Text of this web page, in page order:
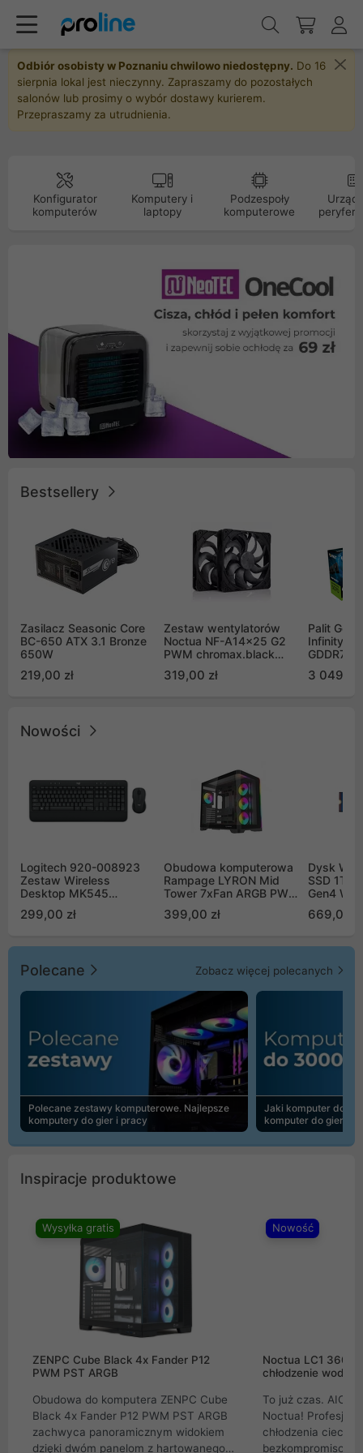
Odbiór osobisty w Poznaniu chwilowo niedostępny. Do 16
sierpnia lokal jest nieczynny. Zapraszamy do pozostałych
salonów lub prosimy o wybór dostawy kurierem.
Przepraszamy za utrudnienia.
Konfigurator
komputerów
Komputery i
laptopy
Podzespoły
komputerowe
Bestsellery
Zasilacz Seasonic Core
BC-650 ATX 3.1 Bronze
650W
219,00 zł
Zestaw wentylatorów
Noctua NF-A14x25 G2
PWM chromax.black
Push Pull (2szt)
319,00 zł
Palit
Infinity 3
GDDR7
GB2050S)
3 049,00
Nowości
Logitech 920-008923
Zestaw Wireless
Desktop MK545
299,00 zł
Obudowa komputerowa
Rampage LYRON Mid
Tower 7xFan ARGB PWM
399,00 zł
Dysk WD
SSD 1TB
Gen4
669,00
Polecane Zobacz więcej polecanych
Polecane zestawy komputerowe. Najlepsze
komputery do gier i pracy
Jaki komputer do
komputer do gier |
Inspiracje produktowe
Wysyłka gratis
ZENPC Cube Black 4x Fander P12
PWM PST ARGB
Obudowa do komputera ZENPC Cube
Black 4x Fander P12 PWM PST ARGB
zachwyca panoramicznym widokiem
dzięki dwóm panelom z hartowanego
Nowość
Noctua LC1
chłodzenie wodne
To już czas. AIO
Noctua!
chłodzenia cieczą